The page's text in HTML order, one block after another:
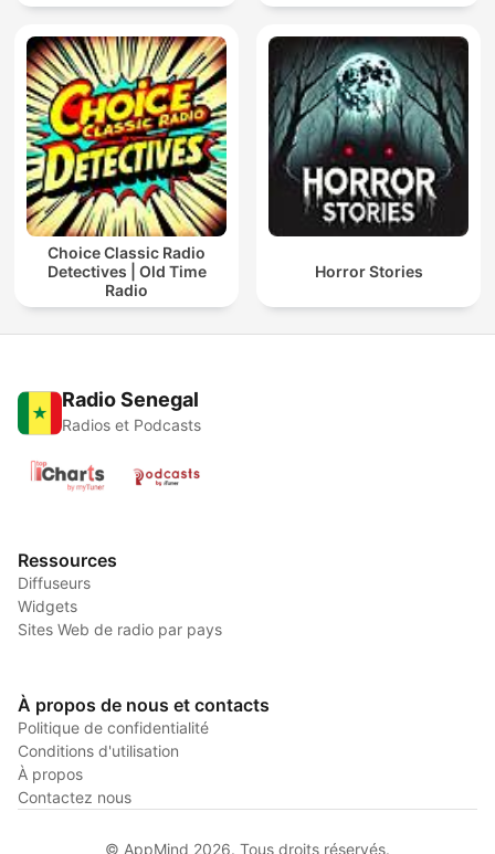
Choice Classic Radio
Detectives | Old Time
Radio
Horror Stories
Radio Senegal
Radios et Podcasts
Ressources
Diffuseurs
Widgets
Sites Web de radio par pays
À propos de nous et contacts
Politique de confidentialité
Conditions d'utilisation
À propos
Contactez nous
© AppMind 2026. Tous droits réservés.